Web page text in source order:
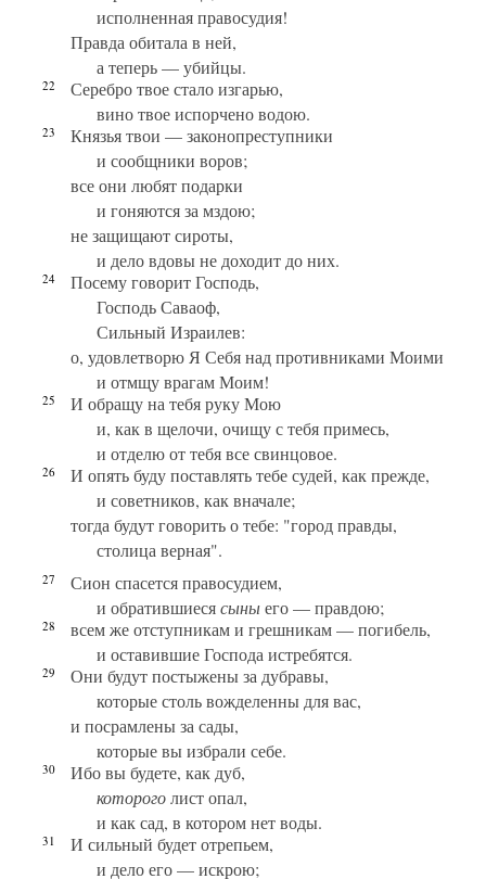
исполненная правосудия!
Правда обитала в ней,
а теперь — убийцы.
22
Серебро твое стало изгарью,
вино твое испорчено водою.
23
Князья твои — законопреступники
и сообщники воров;
все они любят подарки
и гоняются за мздою;
не защищают сироты,
и дело вдовы не доходит до них.
24
Посему говорит Господь,
Господь Саваоф,
Сильный Израилев:
о, удовлетворю Я Себя над противниками Моими
и отмщу врагам Моим!
25
И обращу на тебя руку Мою
и, как в щелочи, очищу с тебя примесь,
и отделю от тебя все свинцовое.
26
И опять буду поставлять тебе судей, как прежде,
и советников, как вначале;
тогда будут говорить о тебе: "город правды,
столица верная".
27
Сион спасется правосудием,
и обратившиесясыныего — правдою;
28
всем же отступникам и грешникам — погибель,
и оставившие Господа истребятся.
29
Они будут постыжены за дубравы,
которые столь вожделенны для вас,
и посрамлены за сады,
которые вы избрали себе.
30
Ибо вы будете, как дуб,
котороголист опал,
и как сад, в котором нет воды.
31
И сильный будет отрепьем,
и дело его — искрою;